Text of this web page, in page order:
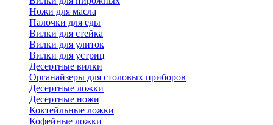
Ножи для масла
Палочки для еды
Вилки для стейка
Вилки для улиток
Вилки для устриц
Десертные вилки
Органайзеры для столовых приборов
Десертные ложки
Десертные ножи
Коктейльные ложки
Кофейные ложки